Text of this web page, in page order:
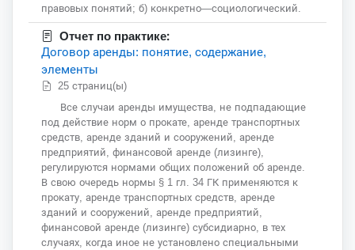
правовых понятий; б) конкретно—социологический.
Отчет по практике:
Договор аренды: понятие, содержание,
элементы
25 страниц(ы)
Все случаи аренды имущества, не подпадающие
под действие норм о прокате, аренде транспортных
средств, аренде зданий и сооружений, аренде
предприятий, финансовой аренде (лизинге),
регулируются нормами общих положений об аренде.
В свою очередь нормы § 1 гл. 34 ГК применяются к
прокату, аренде транспортных средств, аренде
зданий и сооружений, аренде предприятий,
финансовой аренде (лизинге) субсидиарно, в тех
случаях, когда иное не установлено специальными